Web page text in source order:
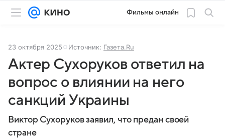
Фильмы онлайн
23 октября 2025 Источник: Газета.Ru
Актер Сухоруков ответил на
вопрос о влиянии на него
санкций Украины
Виктор Сухоруков заявил, что предан своей
стране